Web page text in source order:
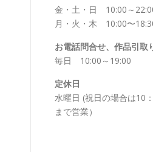
金・土・日 10:00～
月・火・木 10:00〜
お電話問合せ、作品引取
毎日 10:00～19:00
定休日
水曜日 (祝日の場合は10
まで営業）